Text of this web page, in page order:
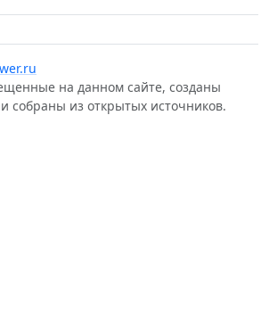
на данном сайте, созданы
собраны из открытых источников.